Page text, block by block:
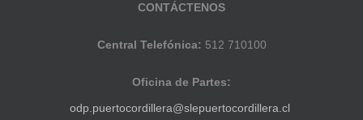
CONTÁCTENOS
Central Telefónica: 512 710100
Oficina de Partes:
odp.puertocordillera@slepuertocordillera.cl